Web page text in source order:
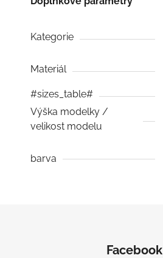
Kategorie
Materiál
#sizes_table#
Výška modelky /
velikost modelu
barva
Facebook